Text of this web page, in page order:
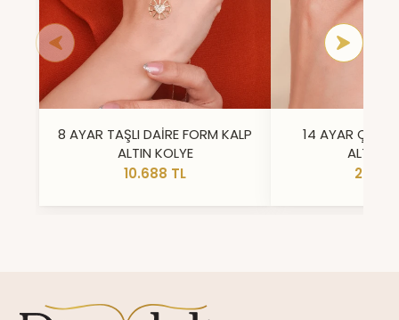
8 AYAR TAŞLI DAİRE FORM KALP
ALTIN KOLYE
10.688 TL
14 AYAR ÇİFT
ALTIN